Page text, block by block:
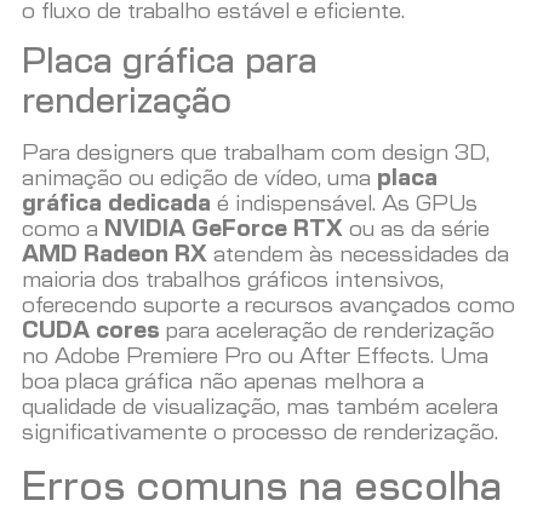
o fluxo de trabalho estável e eficiente.
Placa gráfica para
renderização
Para designers que trabalham com design 3D,
animação ou edição de vídeo, uma placa
gráfica dedicada é indispensável. As GPUs
como a NVIDIA GeForce RTX ou as da série
AMD Radeon RX atendem às necessidades da
maioria dos trabalhos gráficos intensivos,
oferecendo suporte a recursos avançados como
CUDA cores para aceleração de renderização
no Adobe Premiere Pro ou After Effects. Uma
boa placa gráfica não apenas melhora a
qualidade de visualização, mas também acelera
significativamente o processo de renderização.
Erros comuns na escolha